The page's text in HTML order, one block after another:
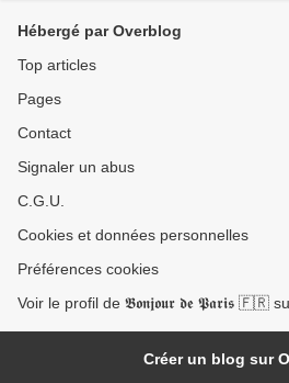
Hébergé par Overblog
Top articles
Pages
Contact
Signaler un abus
C.G.U.
Cookies et données personnelles
Préférences cookies
Voir le profil de 𝕭𝖔𝖓𝖏𝖔𝖚𝖗 𝖉𝖊 𝕻𝖆𝖗𝖎𝖘 🇫🇷
Créer un blog sur